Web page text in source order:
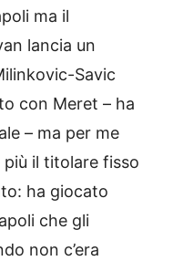
ma il
lancia un
Savic
con Meret – ha
– ma per me
più il titolare fisso
ha giocato
che gli
non c’era